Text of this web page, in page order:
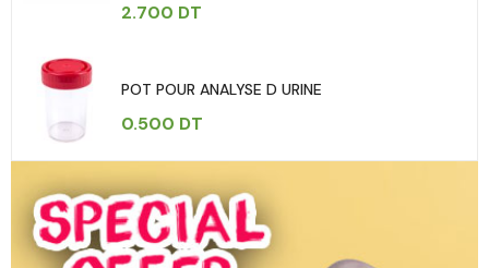
2.700 DT
POT POUR ANALYSE D URINE
0.500 DT